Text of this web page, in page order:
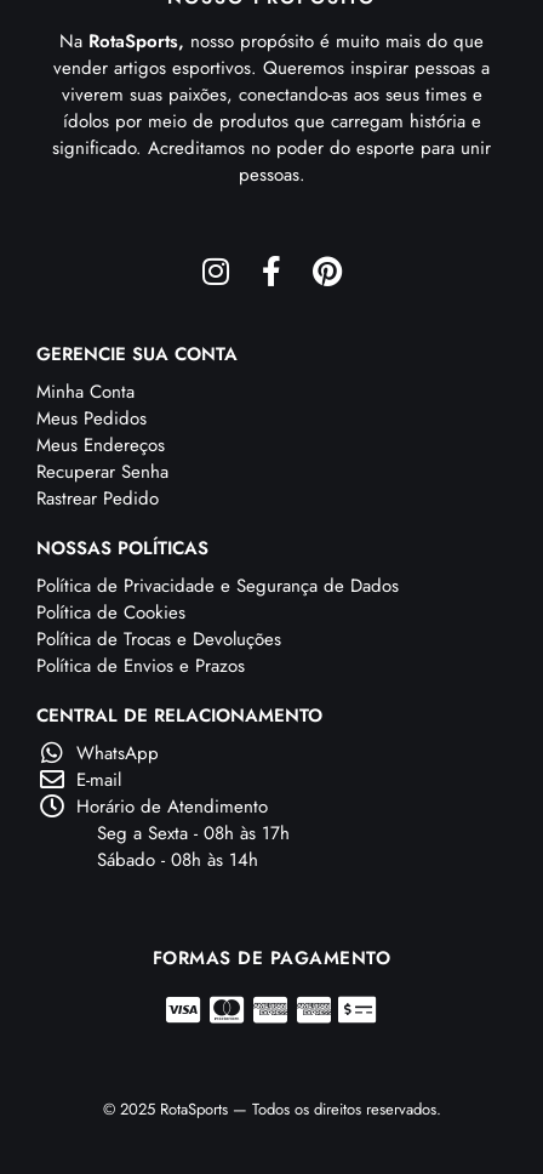
Na RotaSports, nosso propósito é muito mais do que
vender artigos esportivos. Queremos inspirar pessoas a
viverem suas paixões, conectando-as aos seus times e
ídolos por meio de produtos que carregam história e
significado. Acreditamos no poder do esporte para unir
pessoas.
GERENCIE SUA CONTA
Minha Conta
Meus Pedidos
Meus Endereços
Recuperar Senha
Rastrear Pedido
NOSSAS POLÍTICAS
Política de Privacidade e Segurança de Dados
Política de Cookies
Política de Trocas e Devoluções
Política de Envios e Prazos
CENTRAL DE RELACIONAMENTO
WhatsApp
E-mail
Horário de Atendimento
Seg a Sexta - 08h às 17h
Sábado - 08h às 14h
FORMAS DE PAGAMENTO
© 2025 RotaSports — Todos os direitos reservados.